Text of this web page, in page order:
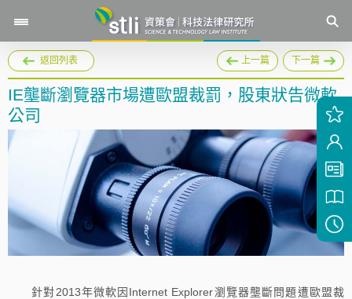
返回列表 上一篇 下一篇
IE壟斷瀏覽器市場遭歐盟裁罰，股東狀告微軟
公司
針對2013年微軟因Internet Explorer瀏覽器壟斷問題遭歐盟裁